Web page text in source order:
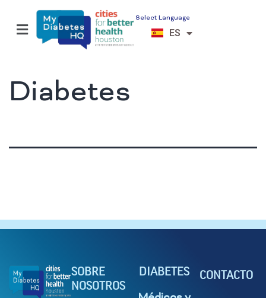
Select Language
ES
EN
VI
Diabetes
SOBRE
NOSOTROS
DIABETES CONTACTO